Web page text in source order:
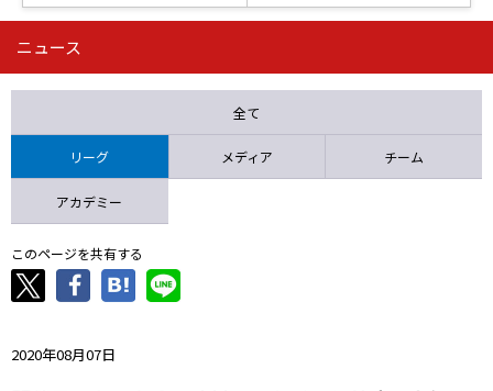
第16節 09/05 (土) 15:00
ニッパツ 石人の星
ニュース
全て
リーグ メディア チーム
アカデミー
このページを共有する
2020年08月07日